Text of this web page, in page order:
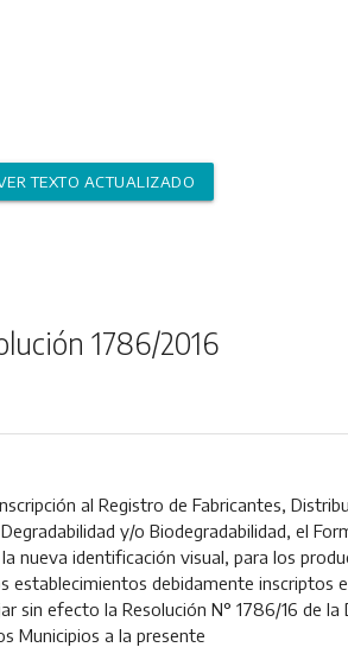
TEXTO ACTUALIZADO
1786/2016
al Registro de Fabricantes,
y/o Biodegradabilidad, el
nueva identificación visual, para los
establecimientos debidamente inscriptos
sin efecto la Resolución N° 1786/16 de
Municipios a la presente